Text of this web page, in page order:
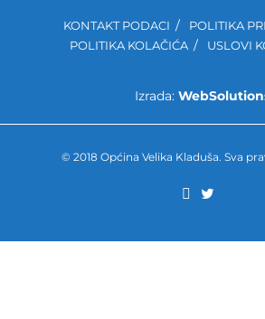
KONTAKT PODACI
POLITIKA
POLITIKA KOLAČIĆA
USLOVI
Izrada:
© 2018 Općina Velika Kladuša. Sva